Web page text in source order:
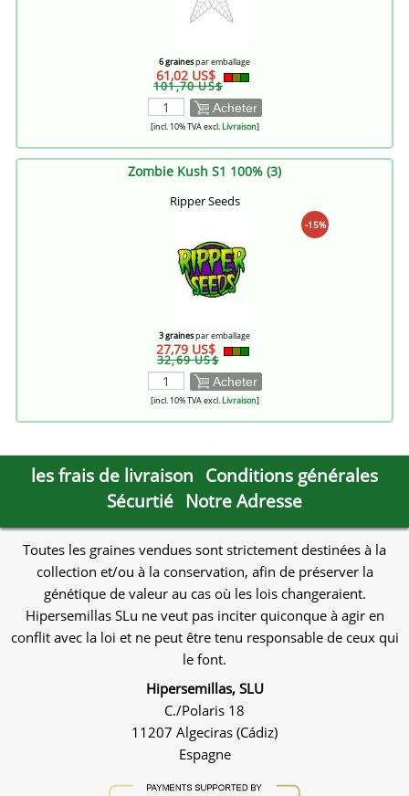
6 grainespar emballage
61,02 US$
101,70 US$
Acheter
[incl. 10% TVA excl.Livraison]
Zombie Kush S1 100% (3)
Ripper Seeds
-15%
3 grainespar emballage
27,79 US$
32,69 US$
Acheter
[incl. 10% TVA excl.Livraison]
les frais de livraison Conditions générales
Sécurtié Notre Adresse
Toutes les graines vendues sont strictement destinées à la
collection et/ou à la conservation, afin de préserver la
génétique de valeur au cas où les lois changeraient.
Hipersemillas SLu ne veut pas inciter quiconque à agir en
conflit avec la loi et ne peut être tenu responsable de ceux qui
le font.
Hipersemillas, SLU
C./Polaris 18
11207 Algeciras (Cádiz)
Espagne